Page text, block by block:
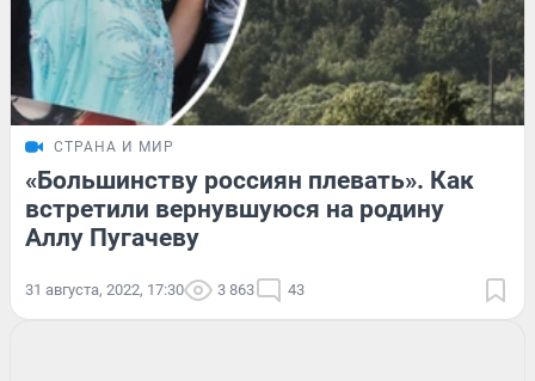
СТРАНА И МИР
«Большинству россиян плевать». Как
встретили вернувшуюся на родину
Аллу Пугачеву
31 августа, 2022, 17:30 3 863 43